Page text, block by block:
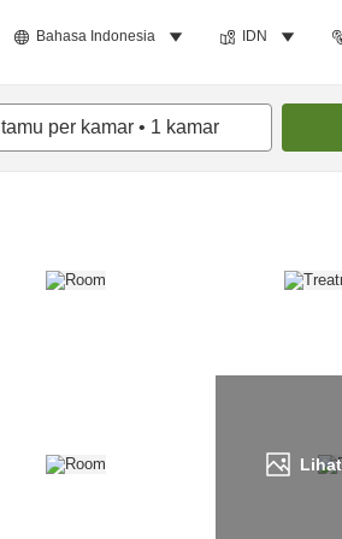
Bahasa Indonesia IDN
tamu per kamar • 1 kamar